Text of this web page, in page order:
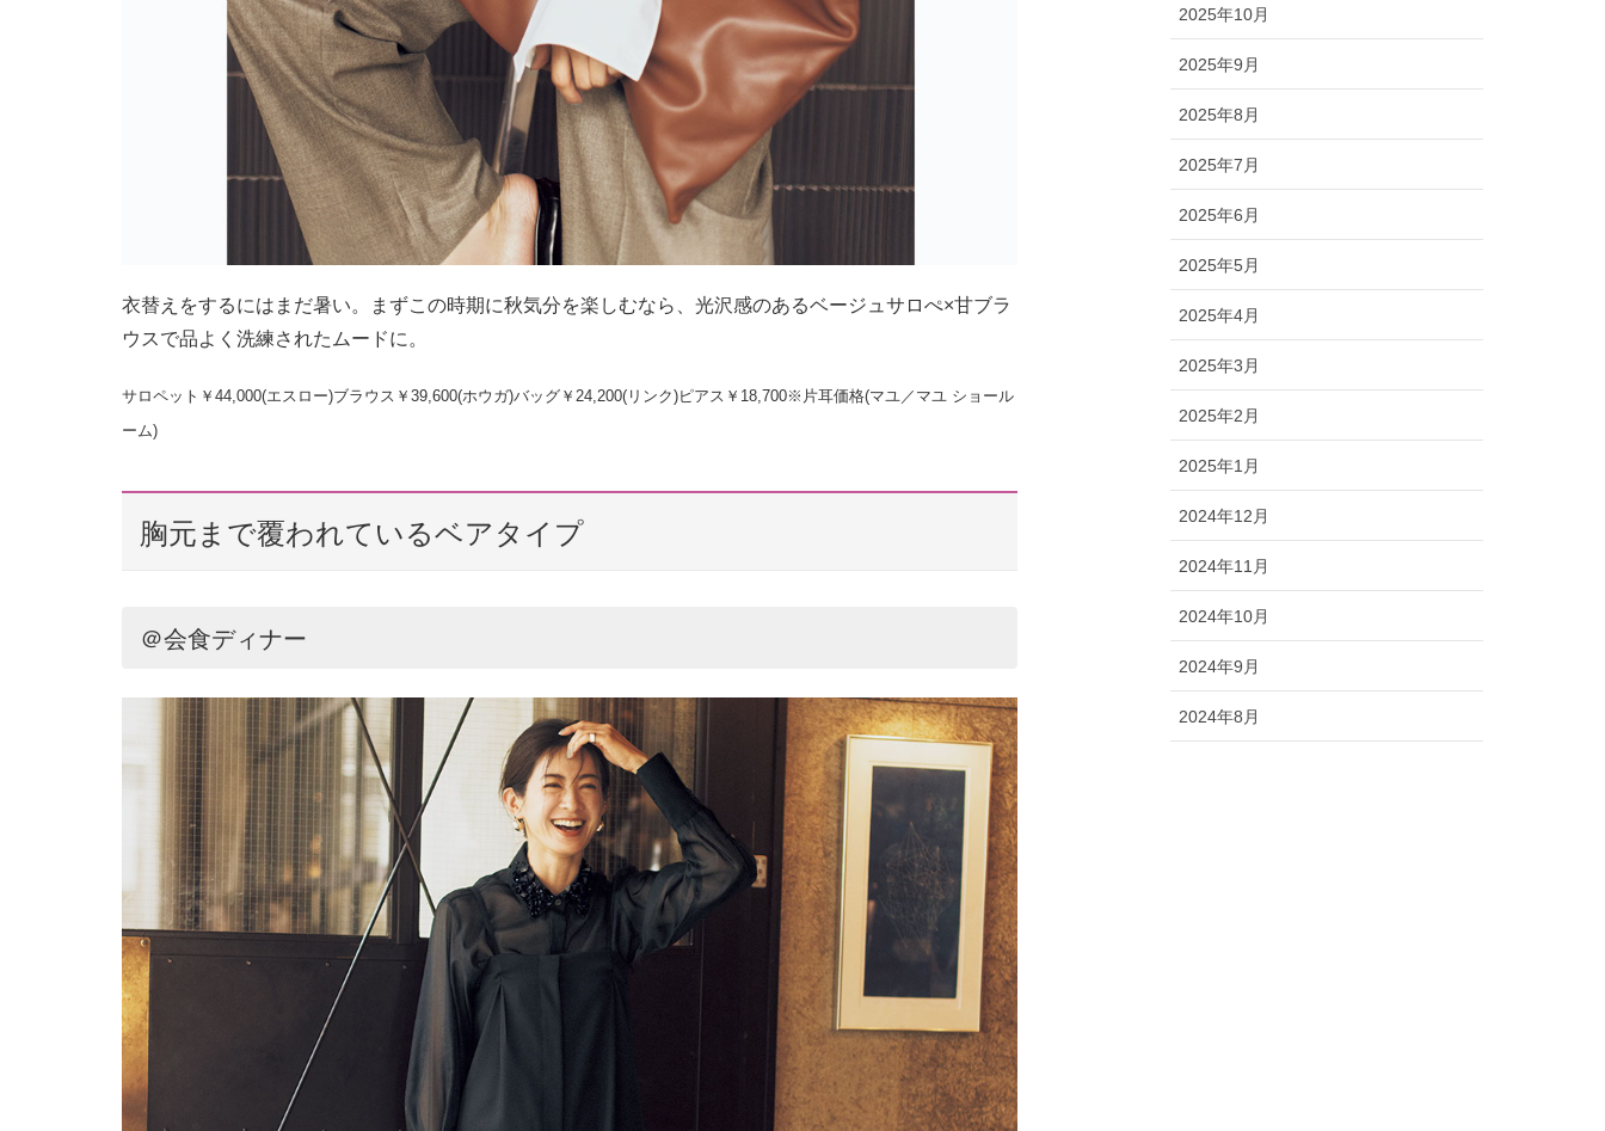
衣替えをするにはまだ暑い。まずこの時期に秋気分を楽しむなら、光沢感のあるベージュサロぺ×甘ブラ
ウスで品よく洗練されたムードに。
サロペット￥44,000(エスロー)ブラウス￥39,600(ホウガ)バッグ￥24,200(リンク)ピアス￥18,700※片耳価格(マユ／マユ ショール
ーム)
胸元まで覆われているベアタイプ
＠会食ディナー
2025年10月
2025年9月
2025年8月
2025年7月
2025年6月
2025年5月
2025年4月
2025年3月
2025年2月
2025年1月
2024年12月
2024年11月
2024年10月
2024年9月
2024年8月